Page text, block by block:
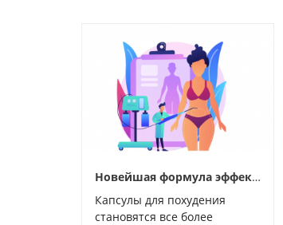
Новейшая формула эффективных капсул для похудения В Fit
Капсулы для похудения
становятся все более